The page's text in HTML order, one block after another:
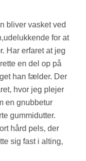
bliver vasket ved
for at
Har erfaret at jeg
en del op på
han fælder. Der
hvor jeg plejer
en gnubbetur
gummidutter.
hård pels, der
sig fast i alting,